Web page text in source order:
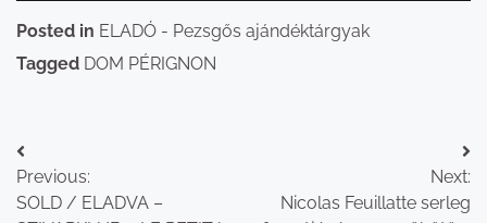
Posted in ELADÓ - Pezsgős ajándéktárgyak
Tagged DOM PÉRIGNON
Bejegyzés
navigáció
Previous:
SOLD / ELADVA –
Next:
Nicolas Feuillatte serleg